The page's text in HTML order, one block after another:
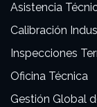
Asistencia
Calibración
Inspecciones
Oficina Técnica
Gestión Global